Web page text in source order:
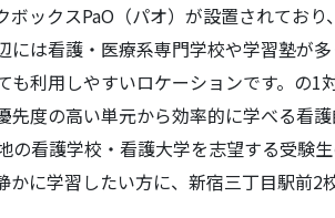
ックスPaO（パオ）が設置されてお
は看護・医療系専門学校や学習塾が
利用しやすいロケーションです。の1
度の高い単元から効率的に学べる看
看護学校・看護大学を志望する受験
に学習したい方に、新宿三丁目駅前2